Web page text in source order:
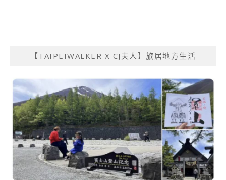
【TAIPEIWALKER X CJ夫人】旅居地方生活